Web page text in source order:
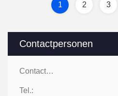
Contactpersonen
Contactpersonen:
Tel.:
1 2 3